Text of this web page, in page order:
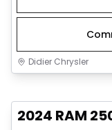
Didier Chrysler
2024 RAM